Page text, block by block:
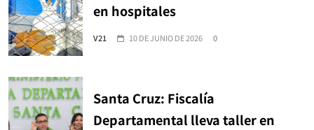
en hospitales
V21 10 DE JUNIO DE 2026 0
Santa Cruz: Fiscalía
Departamental lleva taller en